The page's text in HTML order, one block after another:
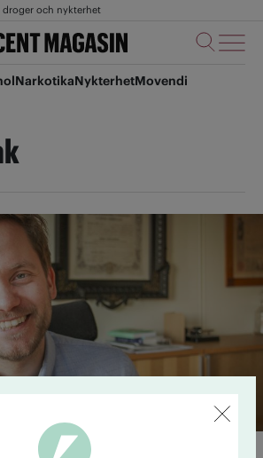
droger och nykterhet
NarkotikaNykterhetMovendi